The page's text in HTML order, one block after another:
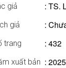
giả : TS.
giả :
trang : 432
xuất bản : 2025